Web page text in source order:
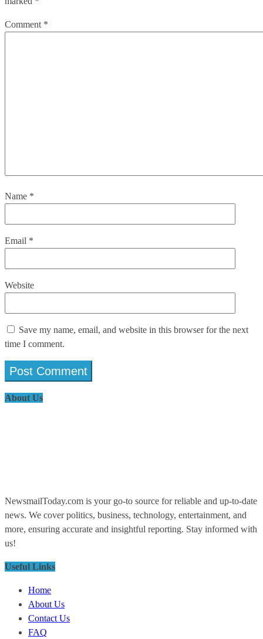
Comment *
Name *
Email *
Website
Save my name, email, and website in this browser for the next
time I comment.
About Us
NewsmailToday.com is your go-to source for reliable and up-to-date
news. We cover politics, business, technology, entertainment, and
more, ensuring accurate and insightful reporting. Stay informed with
us!
Useful Links
Home
About Us
Contact Us
FAQ